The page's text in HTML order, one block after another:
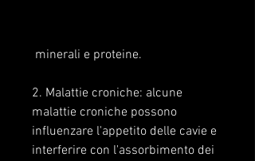
minerali e proteine.
2. Malattie croniche: alcune
malattie croniche possono
influenzare l'appetito delle cavie e
interferire con l'assorbimento dei